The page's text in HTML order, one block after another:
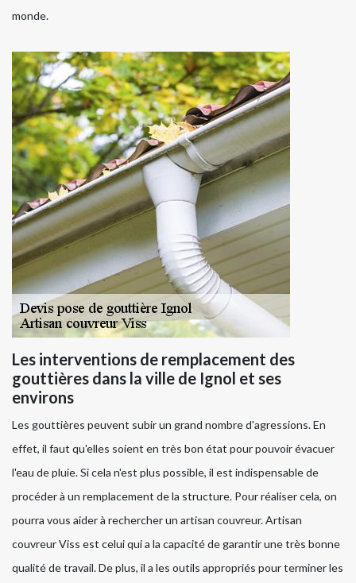
monde.
Les interventions de remplacement des
gouttières dans la ville de Ignol et ses
environs
Les gouttières peuvent subir un grand nombre d'agressions. En
effet, il faut qu'elles soient en très bon état pour pouvoir évacuer
l'eau de pluie. Si cela n'est plus possible, il est indispensable de
procéder à un remplacement de la structure. Pour réaliser cela, on
pourra vous aider à rechercher un artisan couvreur. Artisan
couvreur Viss est celui qui a la capacité de garantir une très bonne
qualité de travail. De plus, il a les outils appropriés pour terminer les